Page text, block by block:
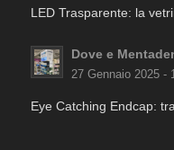
LED Trasparente: la
Dove e
27 Gennaio 2025 -
Eye Catching Endcap: